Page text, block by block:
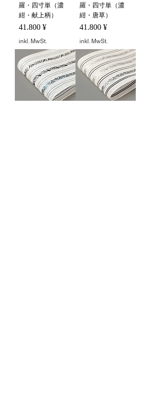
羅・四寸単（濃
紺・献上柄）
Preis
41.800 ¥
inkl. MwSt.
羅・四寸単（濃
紺・唐草）
Preis
41.800 ¥
inkl. MwSt.